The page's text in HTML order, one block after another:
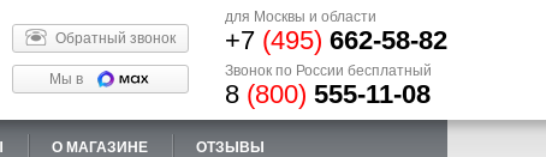
Обратный звонок
Мы в
для Москвы и области
+7 (495) 662-58-82
Звонок по России бесплатный
8 (800) 555-11-08
О МАГАЗИНЕ ОТЗЫВЫ